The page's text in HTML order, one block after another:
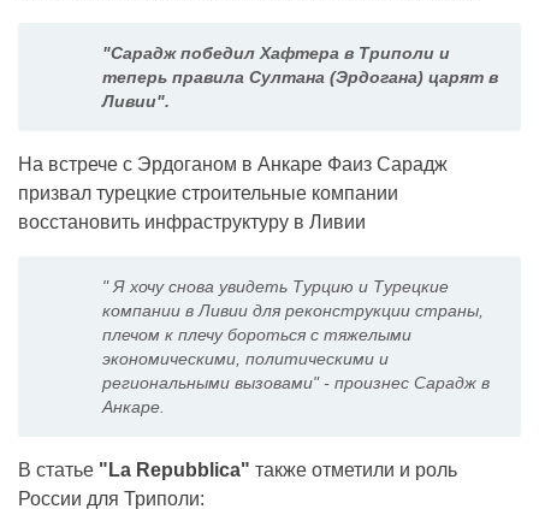
"Сарадж победил Хафтера в Триполи и
теперь правила Султана (Эрдогана) царят в
Ливии".
На встрече с Эрдоганом в Анкаре Фаиз Сарадж
призвал турецкие строительные компании
восстановить инфраструктуру в Ливии
" Я хочу снова увидеть Турцию и Турецкие
компании в Ливии для реконструкции страны,
плечом к плечу бороться с тяжелыми
экономическими, политическими и
региональными вызовами" - произнес Сарадж в
Анкаре.
В статье "La Repubblica" также отметили и роль
России для Триполи: